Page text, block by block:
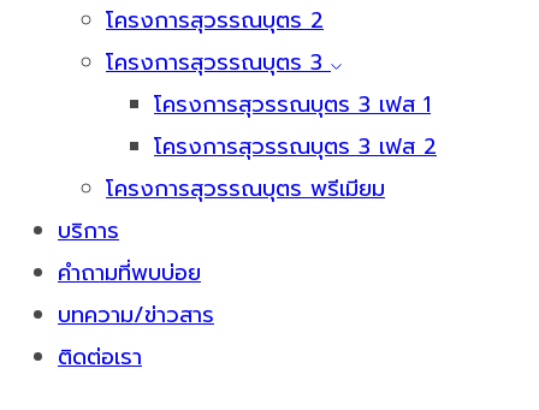
โครงการสุวรรณบุตร 2
โครงการสุวรรณบุตร 3
โครงการสุวรรณบุตร 3 เฟส 1
โครงการสุวรรณบุตร 3 เฟส 2
โครงการสุวรรณบุตร พรีเมียม
บริการ
คำถามที่พบบ่อย
บทความ/ข่าวสาร
ติดต่อเรา